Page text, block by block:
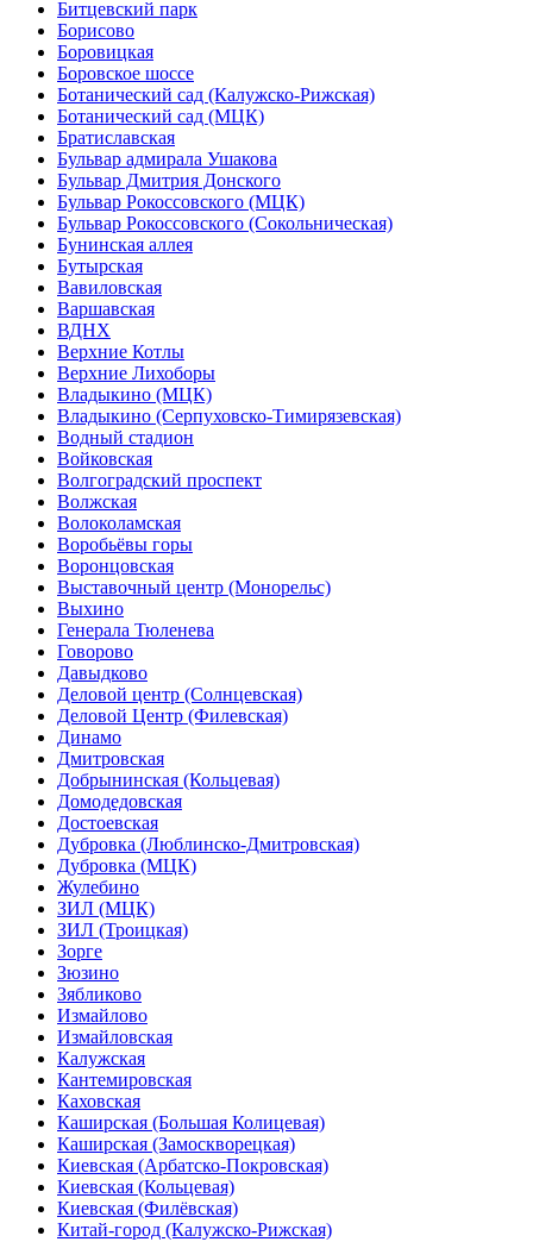
Битцевский парк
Борисово
Боровицкая
Боровское шоссе
Ботанический сад (Калужско-Рижская)
Ботанический сад (МЦК)
Братиславская
Бульвар адмирала Ушакова
Бульвар Дмитрия Донского
Бульвар Рокоссовского (МЦК)
Бульвар Рокоссовского (Сокольническая)
Бунинская аллея
Бутырская
Вавиловская
Варшавская
ВДНХ
Верхние Котлы
Верхние Лихоборы
Владыкино (МЦК)
Владыкино (Серпуховско-Тимирязевская)
Водный стадион
Войковская
Волгоградский проспект
Волжская
Волоколамская
Воробьёвы горы
Воронцовская
Выставочный центр (Монорельс)
Выхино
Генерала Тюленева
Говорово
Давыдково
Деловой центр (Солнцевская)
Деловой Центр (Филевская)
Динамо
Дмитровская
Добрынинская (Кольцевая)
Домодедовская
Достоевская
Дубровка (Люблинско-Дмитровская)
Дубровка (МЦК)
Жулебино
ЗИЛ (МЦК)
ЗИЛ (Троицкая)
Зорге
Зюзино
Зябликово
Измайлово
Измайловская
Калужская
Кантемировская
Каховская
Каширская (Большая Колицевая)
Каширская (Замоскворецкая)
Киевская (Арбатско-Покровская)
Киевская (Кольцевая)
Киевская (Филёвская)
Китай-город (Калужско-Рижская)